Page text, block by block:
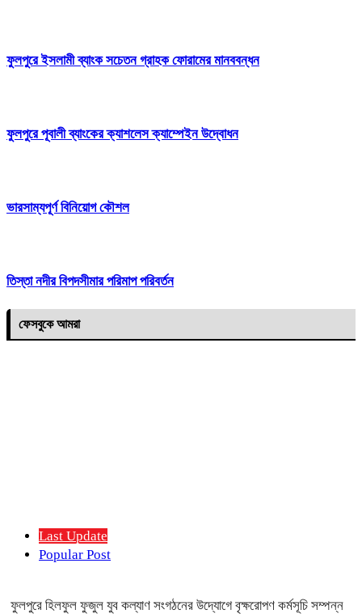
ফুলপুরে ইসলামী ব্যাংক সচেতন গ্রাহক ফোরামের মানববন্ধন
ফুলপুরে পূবালী ব্যাংকের ক্যাশলেস ক্যাম্পেইন উদ্বোধন
ভারসাম্যপূর্ণ বিনিয়োগ কৌশল
তিস্তা নদীর বিপদসীমার পরিমাপ পরিবর্তন
ফেসবুকে আমরা
Last Update
Popular Post
ফুলপুরে হিলফুল ফুজুল যুব কল্যাণ সংগঠনের উদ্যোগে বৃক্ষরোপণ কর্মসূচি সম্পন্ন